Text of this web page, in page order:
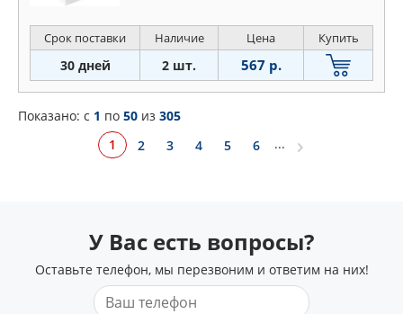
Срок поставки Наличие Цена Купить
30 дней 2 шт. 567 р.
Показано: c 1 по 50 из 305
1
2 3 4 5 6 ...
У Вас есть вопросы?
Оставьте телефон, мы перезвоним и ответим на них!